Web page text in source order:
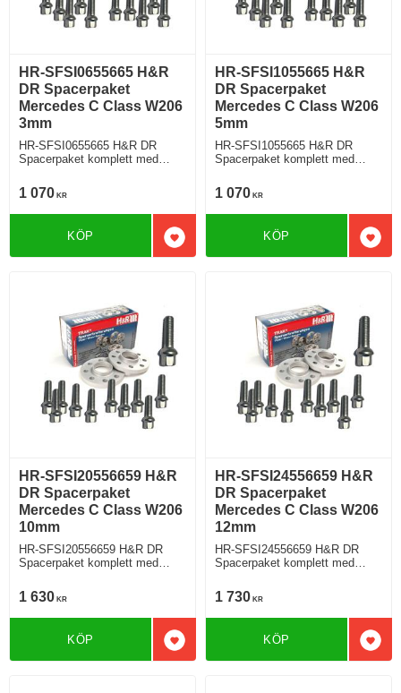
HR-SFSI0655665 H&R
DR Spacerpaket
Mercedes C Class W206
3mm
HR-SFSI0655665 H&R DR
Spacerpaket komplett med
Class W206 Tjocklek spacer
3mm
1 070 KR
Lägg till i favoriter
KÖP
HR-SFSI1055665 H&R
DR Spacerpaket
Mercedes C Class W206
5mm
HR-SFSI1055665 H&R DR
Spacerpaket komplett med
Class W206 Tjocklek spacer
5mm
1 070 KR
KÖP
HR-SFSI20556659 H&R
DR Spacerpaket
Mercedes C Class W206
10mm
HR-SFSI20556659 H&R DR
Spacerpaket komplett med
Class W206 Tjocklek spacer
10mm
1 630 KR
Lägg till i favoriter
KÖP
HR-SFSI24556659 H&R
DR Spacerpaket
Mercedes C Class W206
12mm
HR-SFSI24556659 H&R DR
Spacerpaket komplett med
Class W206 Tjocklek spacer
12mm
1 730 KR
KÖP